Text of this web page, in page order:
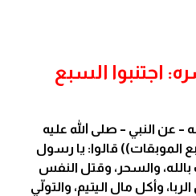
اجتنبوا السبع
– عن النبي – صلى الله عليه
الموبقات)) قالوا: يا رسول
والسحر، وقتل النفس
وأكل مال اليتيم، والتولّي